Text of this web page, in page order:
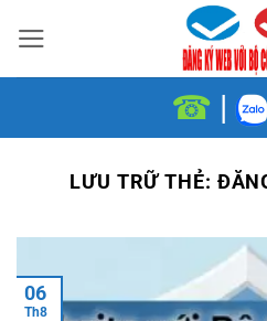
qua
nội
☎ |
LƯU TRỮ THẺ:
06
Th8